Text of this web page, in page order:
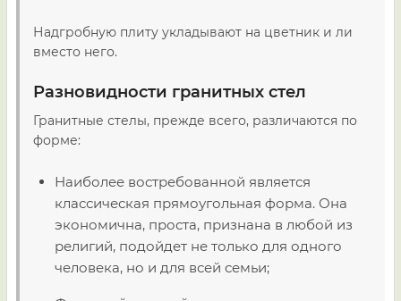
Надгробную плиту укладывают на цветник и ли
вместо него.
Разновидности гранитных стел
Гранитные стелы, прежде всего, различаются по
форме:
Наиболее востребованной является
классическая прямоугольная форма. Она
экономична, проста, признана в любой из
религий, подойдет не только для одного
человека, но и для всей семьи;